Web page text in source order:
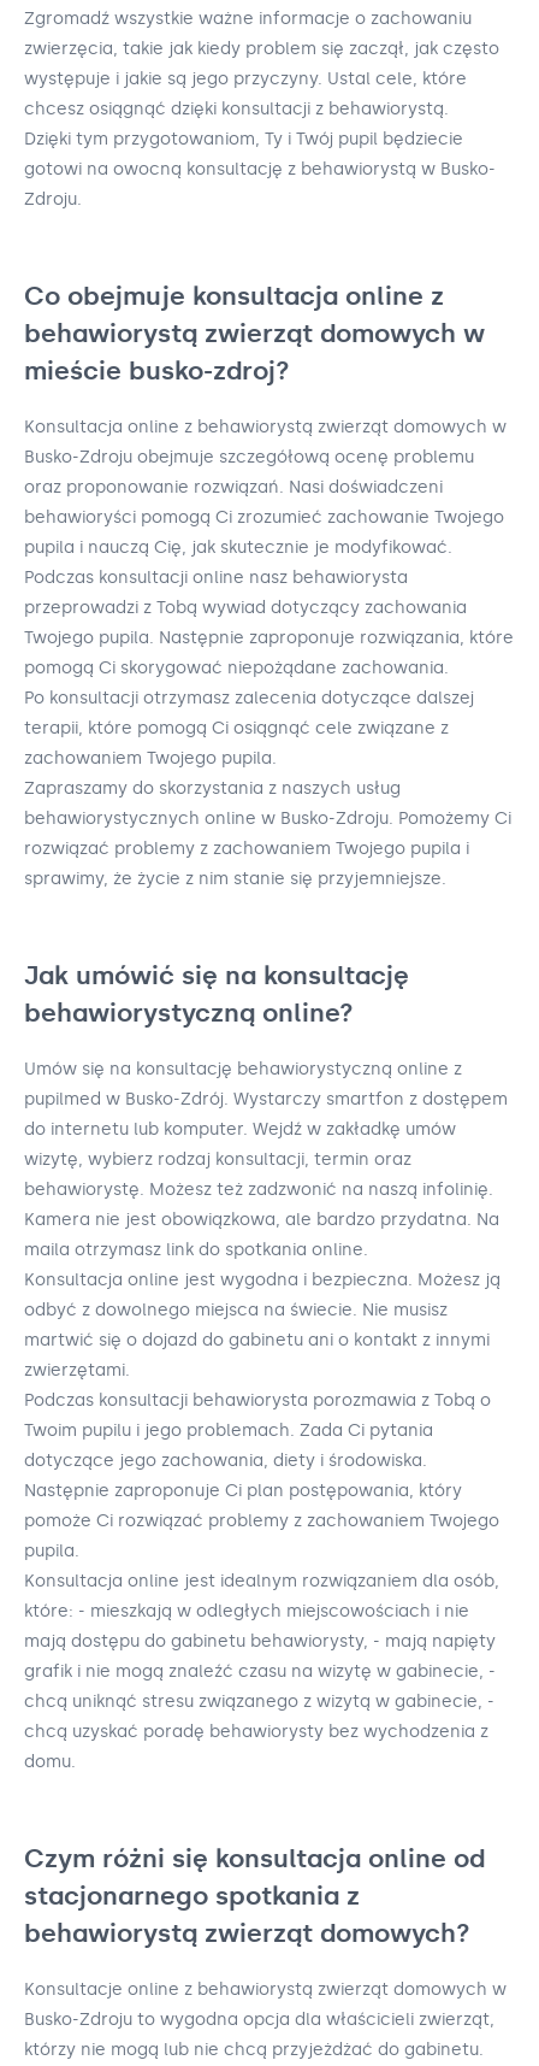
Zgromadź wszystkie ważne informacje o zachowaniu
zwierzęcia, takie jak kiedy problem się zaczął, jak często
występuje i jakie są jego przyczyny. Ustal cele, które
chcesz osiągnąć dzięki konsultacji z behawiorystą.
Dzięki tym przygotowaniom, Ty i Twój pupil będziecie
gotowi na owocną konsultację z behawiorystą w Busko-
Zdroju.
Co obejmuje konsultacja online z
behawiorystą zwierząt domowych w
mieście busko-zdroj?
Konsultacja online z behawiorystą zwierząt domowych w
Busko-Zdroju obejmuje szczegółową ocenę problemu
oraz proponowanie rozwiązań. Nasi doświadczeni
behawioryści pomogą Ci zrozumieć zachowanie Twojego
pupila i nauczą Cię, jak skutecznie je modyfikować.
Podczas konsultacji online nasz behawiorysta
przeprowadzi z Tobą wywiad dotyczący zachowania
Twojego pupila. Następnie zaproponuje rozwiązania, które
pomogą Ci skorygować niepożądane zachowania.
Po konsultacji otrzymasz zalecenia dotyczące dalszej
terapii, które pomogą Ci osiągnąć cele związane z
zachowaniem Twojego pupila.
Zapraszamy do skorzystania z naszych usług
behawiorystycznych online w Busko-Zdroju. Pomożemy Ci
rozwiązać problemy z zachowaniem Twojego pupila i
sprawimy, że życie z nim stanie się przyjemniejsze.
Jak umówić się na konsultację
behawiorystyczną online?
Umów się na konsultację behawiorystyczną online z
pupilmed w Busko-Zdrój. Wystarczy smartfon z dostępem
do internetu lub komputer. Wejdź w zakładkę umów
wizytę, wybierz rodzaj konsultacji, termin oraz
behawiorystę. Możesz też zadzwonić na naszą infolinię.
Kamera nie jest obowiązkowa, ale bardzo przydatna. Na
maila otrzymasz link do spotkania online.
Konsultacja online jest wygodna i bezpieczna. Możesz ją
odbyć z dowolnego miejsca na świecie. Nie musisz
martwić się o dojazd do gabinetu ani o kontakt z innymi
zwierzętami.
Podczas konsultacji behawiorysta porozmawia z Tobą o
Twoim pupilu i jego problemach. Zada Ci pytania
dotyczące jego zachowania, diety i środowiska.
Następnie zaproponuje Ci plan postępowania, który
pomoże Ci rozwiązać problemy z zachowaniem Twojego
pupila.
Konsultacja online jest idealnym rozwiązaniem dla osób,
które: - mieszkają w odległych miejscowościach i nie
mają dostępu do gabinetu behawiorysty, - mają napięty
grafik i nie mogą znaleźć czasu na wizytę w gabinecie, -
chcą uniknąć stresu związanego z wizytą w gabinecie, -
chcą uzyskać poradę behawiorysty bez wychodzenia z
domu.
Czym różni się konsultacja online od
stacjonarnego spotkania z
behawiorystą zwierząt domowych?
Konsultacje online z behawiorystą zwierząt domowych w
Busko-Zdroju to wygodna opcja dla właścicieli zwierząt,
którzy nie mogą lub nie chcą przyjeżdżać do gabinetu.